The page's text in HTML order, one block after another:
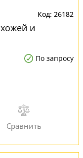
26182
и
По запросу